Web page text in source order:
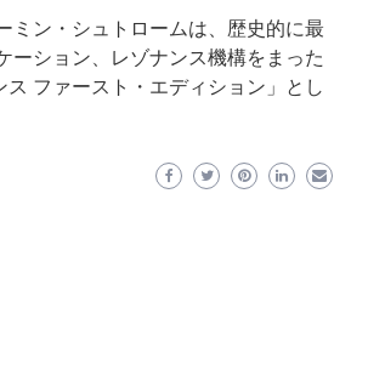
ミン・シュトロームは、歴史的に最
ーション、レゾナンス機構をまった
ファースト・エディション」とし